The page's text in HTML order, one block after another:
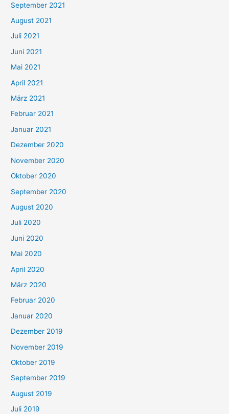
n
n
a
c
h
:
September 2021
August 2021
Juli 2021
Juni 2021
Mai 2021
April 2021
März 2021
Februar 2021
Januar 2021
Dezember 2020
November 2020
Oktober 2020
September 2020
August 2020
Juli 2020
Juni 2020
Mai 2020
April 2020
März 2020
Februar 2020
Januar 2020
Dezember 2019
November 2019
Oktober 2019
September 2019
August 2019
Juli 2019